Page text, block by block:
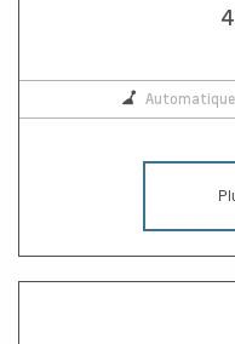
Automatique